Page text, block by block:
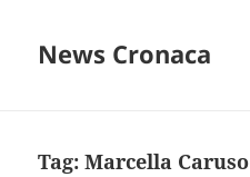
News Cronaca
Tag:Marcella Caruso